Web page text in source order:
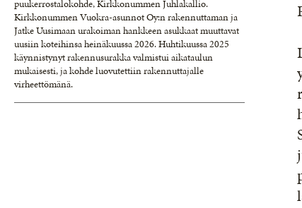
puukerrostalokohde, Kirkkonummen Juhlakallio.
Kirkkonummen Vuokra-asunnot Oy:n rakennuttaman ja
Jatke Uusimaan urakoiman hankkeen asukkaat muuttavat
uusiin koteihinsa heinäkuussa 2026. Huhtikuussa 2025
käynnistynyt rakennusurakka valmistui aikataulun
mukaisesti, ja kohde luovutettiin rakennuttajalle
virheettömänä.